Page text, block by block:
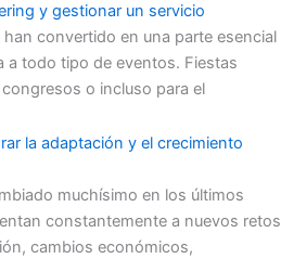
y gestionar un servicio
convertido en una parte esencial
a todo tipo de eventos. Fiestas
o incluso para el
la adaptación y el crecimiento
muchísimo en los últimos
constantemente a nuevos retos
cambios económicos,